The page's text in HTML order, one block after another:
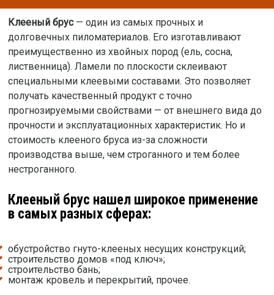
Клееный брус— один из самых прочных и
долговечных пиломатериалов. Его изготавливают
преимущественно из хвойных пород (ель, сосна,
лиственница). Ламели по плоскости склеивают
специальными клеевыми составами. Это позволяет
получать качественный продукт с точно
прогнозируемыми свойствами — от внешнего вида до
прочности и эксплуатационных характеристик. Но и
стоимость клееного бруса из-за сложности
производства выше, чем строганного и тем более
нестроганного.
Клееный брус нашел широкое применение
в самых разных сферах:
обустройство гнуто-клееных несущих конструкций;
строительство домов «под ключ»;
строительство бань;
монтаж кровель и перекрытий, прочее.